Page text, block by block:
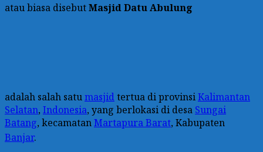
atau biasa disebutMasjid Datu Abulung
adalah salah satumasjidtertua di provinsiKalimantan
Selatan, Indonesia, yang berlokasi di desa Sungai
Batang, kecamatanMartapura Barat, Kabupaten
Banjar.